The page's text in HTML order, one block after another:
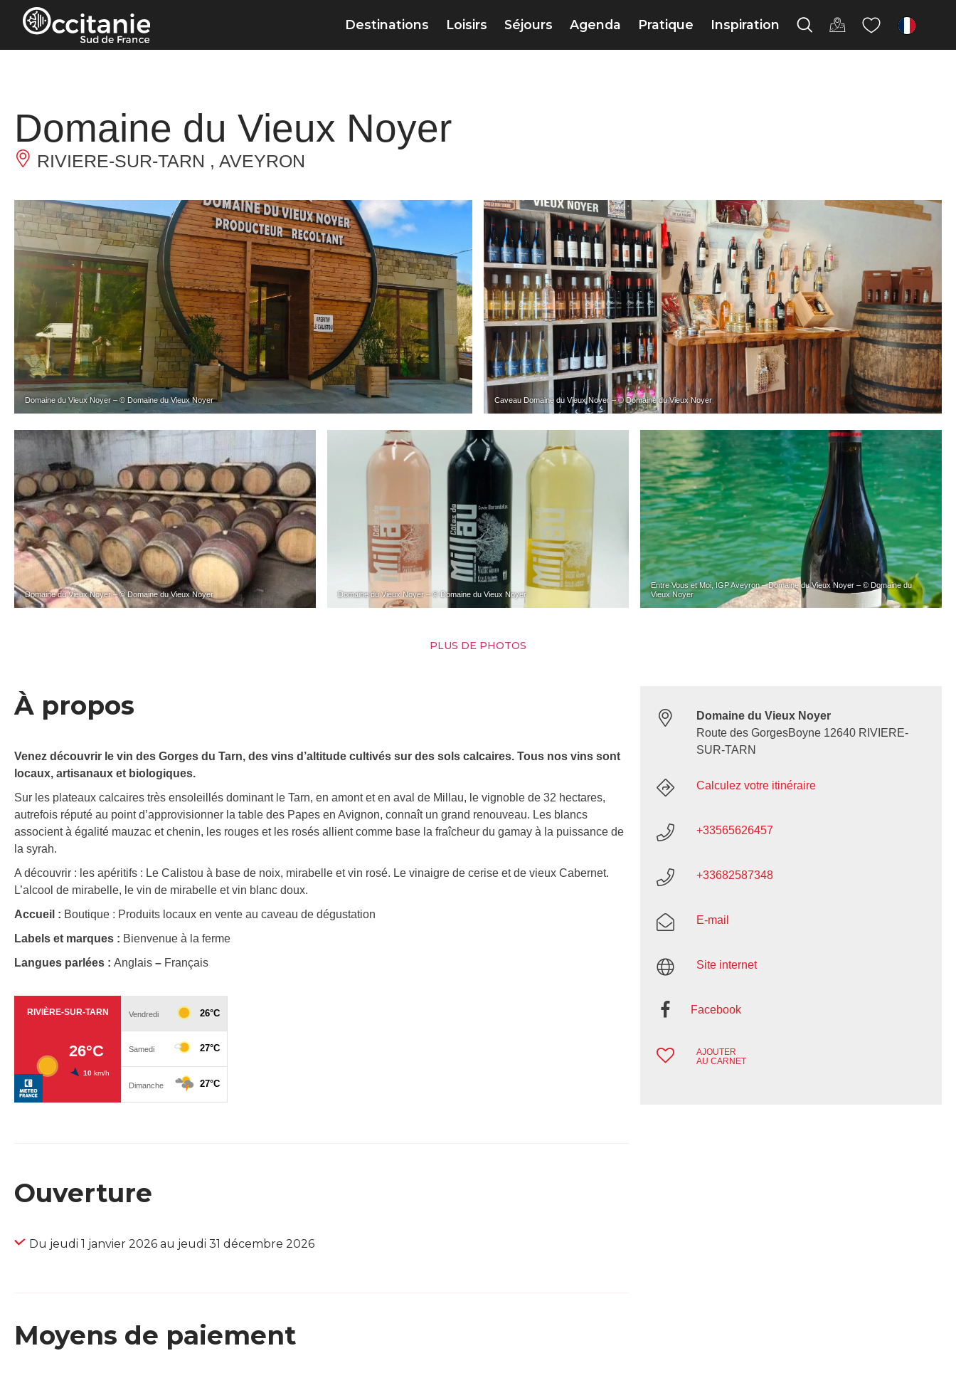
Panneau de gestion des cookies
Destinations Loisirs Séjours Agenda Pratique Inspiration fr
Domaine du Vieux Noyer
RIVIERE-SUR-TARN , AVEYRON
Domaine du Vieux Noyer – © Domaine du Vieux Noyer Caveau Domaine du Vieux Noyer – © Domaine du Vieux Noyer
Domaine du Vieux Noyer – © Domaine du Vieux Noyer Domaine du Vieux Noyer – © Domaine du Vieux Noyer
Entre Vous et Moi, IGP Aveyron – Domaine du Vieux Noyer – © Domaine du
Vieux Noyer
PLUS DE PHOTOS
À propos
Venez découvrir le vin des Gorges du Tarn, des vins d’altitude cultivés sur des sols calcaires. Tous nos vins sont
locaux, artisanaux et biologiques.
Sur les plateaux calcaires très ensoleillés dominant le Tarn, en amont et en aval de Millau, le vignoble de 32 hectares,
autrefois réputé au point d’approvisionner la table des Papes en Avignon, connaît un grand renouveau. Les blancs
associent à égalité mauzac et chenin, les rouges et les rosés allient comme base la fraîcheur du gamay à la puissance de
la syrah.
A découvrir : les apéritifs : Le Calistou à base de noix, mirabelle et vin rosé. Le vinaigre de cerise et de vieux Cabernet.
L’alcool de mirabelle, le vin de mirabelle et vin blanc doux.
Accueil : Boutique : Produits locaux en vente au caveau de dégustation
Labels et marques : Bienvenue à la ferme
Langues parlées : Anglais – Français
Ouverture
Du jeudi 1 janvier 2026 au jeudi 31 décembre 2026
Moyens de paiement
Domaine du Vieux Noyer
Route des GorgesBoyne 12640 RIVIERE-
SUR-TARN
Calculez votre itinéraire
+33565626457
+33682587348
E-mail
Site internet
Facebook
AJOUTER
AU CARNET